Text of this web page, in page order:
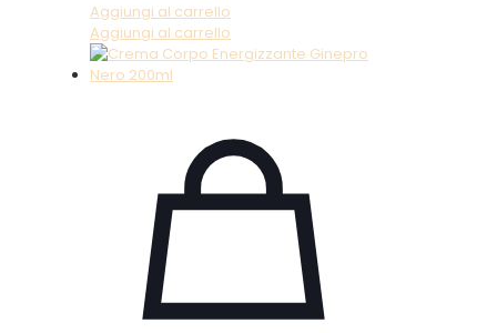
Aggiungi al carrello
Aggiungi al carrello